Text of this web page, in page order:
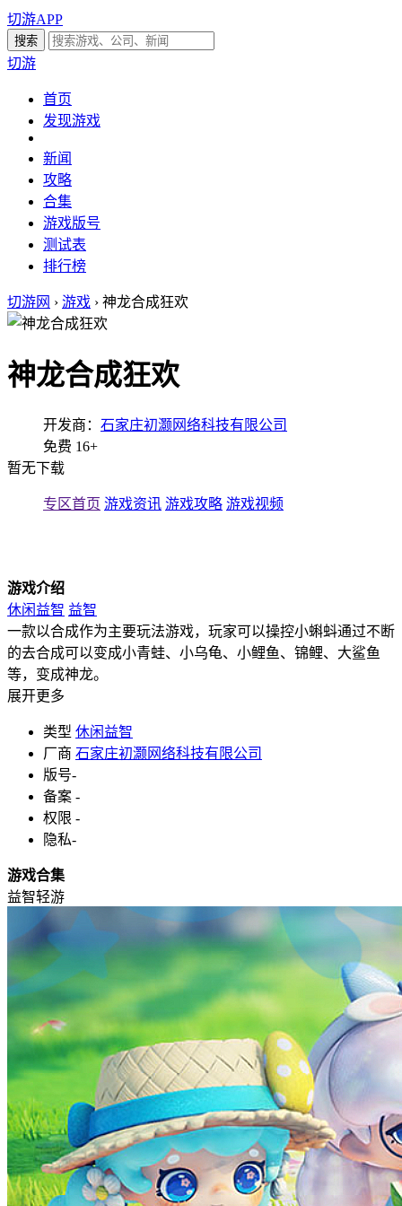
切游APP
切游
首页
发现游戏
新闻
攻略
合集
游戏版号
测试表
排行榜
切游网 › 游戏 › 神龙合成狂欢
神龙合成狂欢
开发商： 石家庄初灏网络科技有限公司
免费 16+
暂无下载
专区首页 游戏资讯 游戏攻略 游戏视频
游戏介绍
休闲益智 益智
一款以合成作为主要玩法游戏，玩家可以操控小蝌蚪通过不断
的去合成可以变成小青蛙、小乌龟、小鲤鱼、锦鲤、大鲨鱼
等，变成神龙。
展开更多
类型 休闲益智
厂商 石家庄初灏网络科技有限公司
版号-
备案 -
权限 -
隐私-
游戏合集
益智轻游